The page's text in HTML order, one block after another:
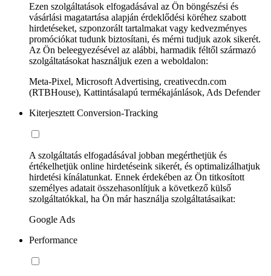
Ezen szolgáltatások elfogadásával az Ön böngészési és
vásárlási magatartása alapján érdeklődési köréhez szabott
hirdetéseket, szponzorált tartalmakat vagy kedvezményes
promóciókat tudunk biztosítani, és mérni tudjuk azok sikerét.
Az Ön beleegyezésével az alábbi, harmadik féltől származó
szolgáltatásokat használjuk ezen a weboldalon:
Meta-Pixel, Microsoft Advertising, creativecdn.com
(RTBHouse), Kattintásalapú termékajánlások, Ads Defender
Kiterjesztett Conversion-Tracking
A szolgáltatás elfogadásával jobban megérthetjük és
értékelhetjük online hirdetéseink sikerét, és optimalizálhatjuk
hirdetési kínálatunkat. Ennek érdekében az Ön titkosított
személyes adatait összehasonlítjuk a következő külső
szolgáltatókkal, ha Ön már használja szolgáltatásaikat:
Google Ads
Performance